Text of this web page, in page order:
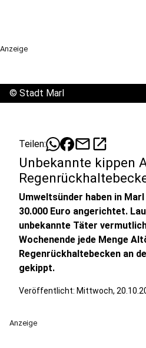
Anzeige
© Stadt Marl
Teilen: mailopen_in_new
Unbekannte kippen
Umweltsünder haben in
30.000 Euro angerichtet.
unbekannte Täter
Wochenende jede Menge
Regenrückhaltebecken an
gekippt.
Veröffentlicht: Mittwoch,
Anzeige